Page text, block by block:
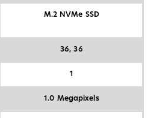
M.2 NVMe SSD
36, 36
1
1.0 Megapixels